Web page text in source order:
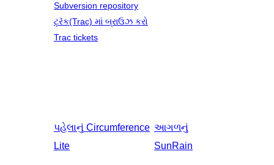
Subversion repository
ટ્રૅક(Trac) માં બ્રાઉઝ કરો
Trac tickets
પહેલાનું Circumference
Lite
આગળનું
SunRain